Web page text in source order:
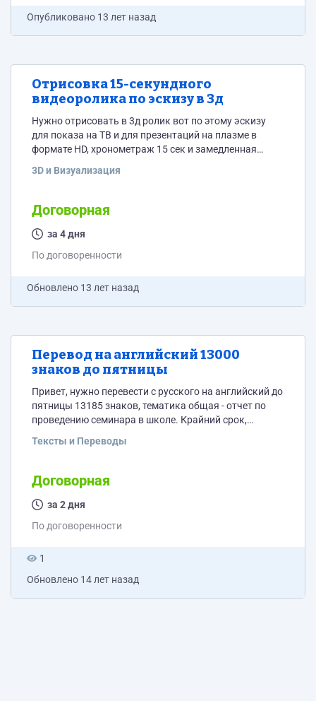
Опубликовано 13 лет назад
Отрисовка 15-секундного
видеоролика по эскизу в 3д
Нужно отрисовать в 3д ролик вот по этому эскизу
для показа на ТВ и для презентаций на плазме в
формате HD, хронометраж 15 сек и замедленная
http://files.mail.ru/2084D60C666C432EB2763DF2B693D176
сообщите вашу стоимость и сроки выполнения этой
работы и дайте ссылку на ваше портфолио.
3D и Визуализация
Договорная
за 4 дня
По договоренности
Обновлено 13 лет назад
Перевод на английский 13000
знаков до пятницы
Привет, нужно перевести с русского на английский до
пятницы 13185 знаков, тематика общая - отчет по
проведению семинара в школе. Крайний срок,
ваши цены за этот объем. Оплата по безналу на счет
деньгами, также возможен перевод на ваш личный
банковский счет.
Тексты и Переводы
Договорная
за 2 дня
По договоренности
1
Обновлено 14 лет назад